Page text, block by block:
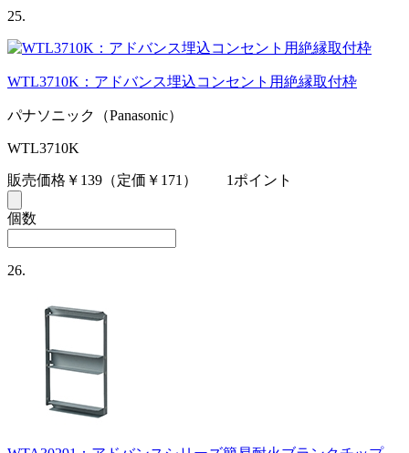
25.
WTL3710K：アドバンス埋込コンセント用絶縁取付枠
パナソニック（Panasonic）
WTL3710K
販売価格￥139 （定価￥171） 1ポイント
個数
26.